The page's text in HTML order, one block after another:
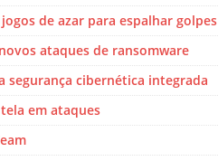
de azar para espalhar golpes
ataques de ransomware
segurança cibernética integrada
em ataques